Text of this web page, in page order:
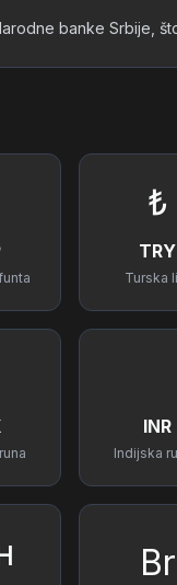
banke Srbije,
₺
TRY
Turska
INR
Indijska
Br